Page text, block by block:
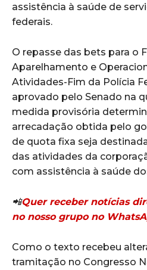
assistência à saúde de
federais.
O repasse das bets para o
Aparelhamento e
Atividades-Fim da Polícia
aprovado pelo Senado na
medida provisória
arrecadação obtida pelo
de quota fixa seja
das atividades da
com assistência à saúde
📲Quer receber notícias
no nosso grupo no
Como o texto recebeu
tramitação no Congresso